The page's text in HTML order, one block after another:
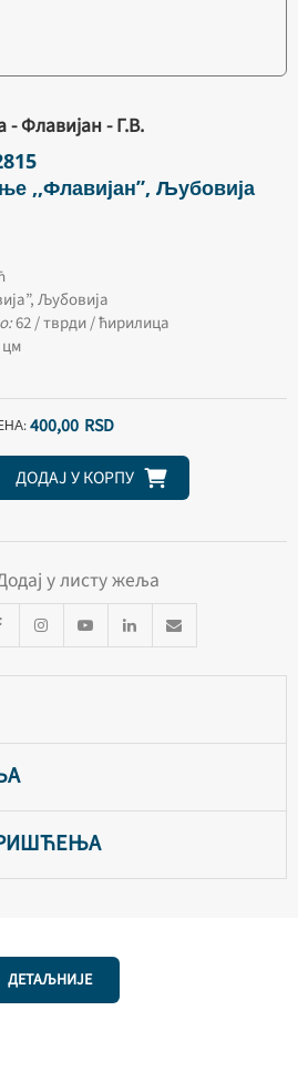
Флавијан - Г.В.
,,Флавијан”, Љубовија
Љубовија
62 / тврди / ћирилица
цм
400,00 RSD
у листу жеља
ДЕТАЉНИЈЕ